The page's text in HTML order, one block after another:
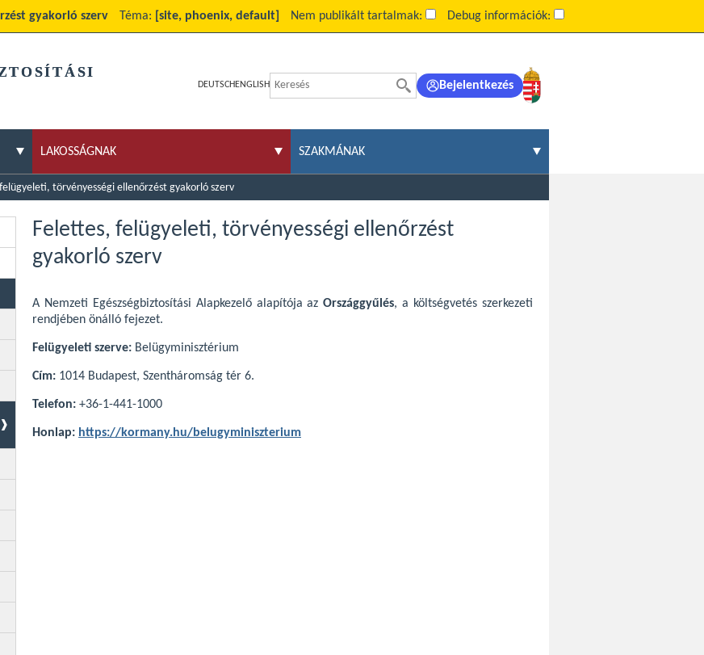
gyakorló szerv Téma: [site, phoenix, default] Nem publikált tartalmak: Debug információk:
DEUTSCH ENGLISH Bejelentkezés
LAKOSSÁGNAK SZAKMÁNAK
törvényességi ellenőrzést gyakorló szerv
Felettes, felügyeleti, törvényességi ellenőrzést
gyakorló szerv
A Nemzeti Egészségbiztosítási Alapkezelő alapítója azOrszággyűlés, a költségvetés szerkezeti
rendjében önálló fejezet.
Felügyeleti szerve: Belügyminisztérium
Cím: 1014 Budapest, Szentháromság tér 6.
Telefon: +36-1-441-1000
Honlap: https://kormany.hu/belugyminiszterium